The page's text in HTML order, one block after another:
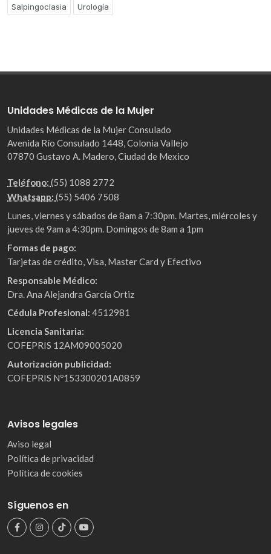
Salpingoclasia
Urología
Unidades Médicas de la Mujer
Unidades Médicas de la Mujer Consulado
Avenida Río Consulado 1448, Colonia Vallejo
07870 Gustavo A. Madero, Ciudad de Mexico
Teléfono: (55) 1088 2772
Whatsapp: (55) 5406 7508
Lunes, viernes y sábados de 8am a 7:30pm. Martes, miércoles y
jueves de 9am a 4:30pm. Domingos de 8am a 1pm
Formas de pago:
Tarjetas de crédito, Visa, Master Card y Efectivo
Responsable Médico:
Dra. Ana Alejandra García Ortiz
Cédula Profesional: 4512981
Licencia Sanitaria:
COFEPRIS 12AM09005020
Autorización publicidad:
COFEPRIS Nº153300201A0859
Avisos legales
Aviso legal
Política de privacidad
Política de cookies
Síguenos en